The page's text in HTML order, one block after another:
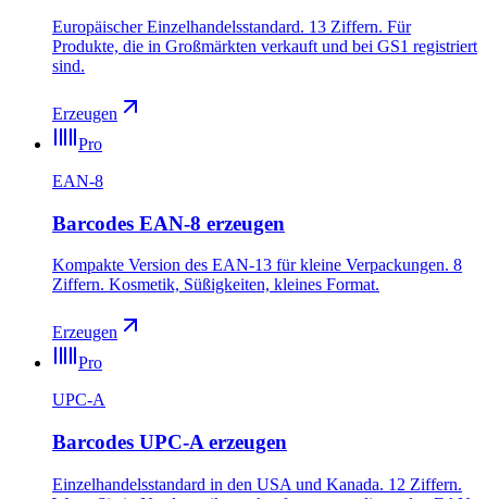
Europäischer Einzelhandelsstandard. 13 Ziffern. Für
Produkte, die in Großmärkten verkauft und bei GS1 registriert
sind.
Erzeugen
Pro
EAN-8
Barcodes EAN-8 erzeugen
Kompakte Version des EAN-13 für kleine Verpackungen. 8
Ziffern. Kosmetik, Süßigkeiten, kleines Format.
Erzeugen
Pro
UPC-A
Barcodes UPC-A erzeugen
Einzelhandelsstandard in den USA und Kanada. 12 Ziffern.